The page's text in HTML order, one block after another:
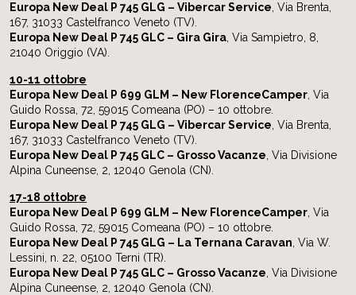
Europa New Deal P 745 GLG – Vibercar Service , Via Brenta,
167, 31033 Castelfranco Veneto (TV).
Europa New Deal P 745 GLC – Gira Gira , Via Sampietro, 8,
21040 Origgio (VA).
10-11 ottobre
Europa New Deal P 699 GLM – New FlorenceCamper , Via
Guido Rossa, 72, 59015 Comeana (PO) – 10 ottobre.
Europa New Deal P 745 GLG – Vibercar Service , Via Brenta,
167, 31033 Castelfranco Veneto (TV).
Europa New Deal P 745 GLC – Grosso Vacanze , Via Divisione
Alpina Cuneense, 2, 12040 Genola (CN).
17-18 ottobre
Europa New Deal P 699 GLM – New FlorenceCamper , Via
Guido Rossa, 72, 59015 Comeana (PO) – 10 ottobre.
Europa New Deal P 745 GLG – La Ternana Caravan , Via W.
Lessini, n. 22, 05100 Terni (TR).
Europa New Deal P 745 GLC – Grosso Vacanze , Via Divisione
Alpina Cuneense, 2, 12040 Genola (CN).